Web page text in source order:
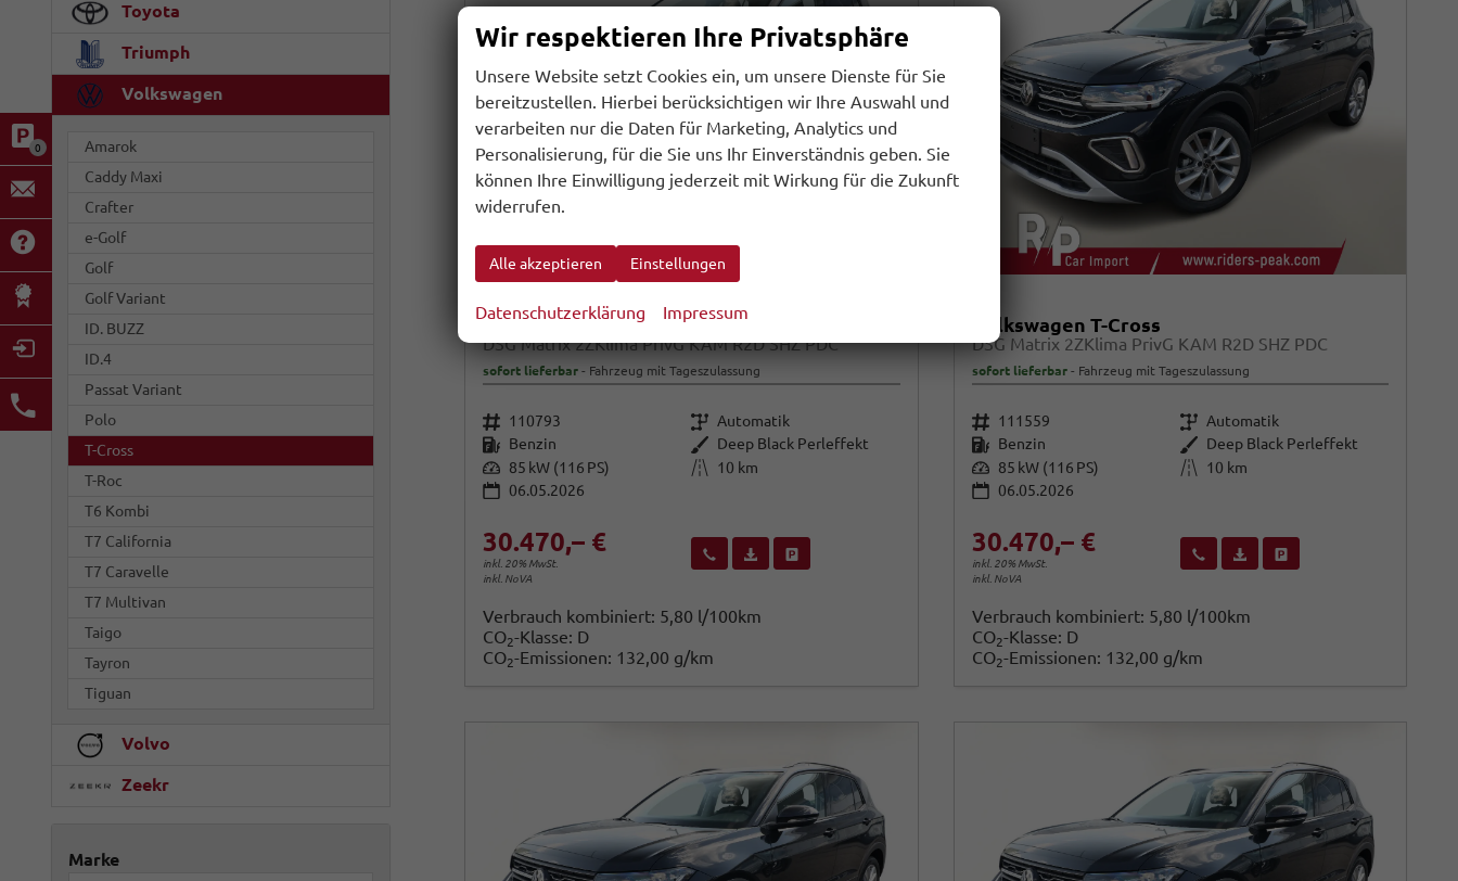
0
Volkswagen T-Cross
DSG Matrix 2ZKlima PrivG KAM R2D SHZ PDC
sofort lieferbar Fahrzeug mit Tageszulassung
Fahrzeugnr. 110793 Getriebe Automatik
Kraftstoff Benzin Außenfarbe Deep Black Perleffekt
Leistung 85 kW (116 PS) Kilometerstand 10 km
06.05.2026
30.470,– €
inkl. 20% MwSt.
inkl. NoVA
Wir rufen Sie anFahrzeugexposé (PDF)
Verbrauch kombiniert: 5,80 l/100km
CO2-Klasse: D
CO2-Emissionen: 132,00 g/km
Volkswagen T-Cross
DSG Matrix 2ZKlima PrivG KAM R2D SHZ PDC
sofort lieferbar Fahrzeug mit Tageszulassung
Fahrzeugnr. 111559 Getriebe Automatik
Kraftstoff Benzin Außenfarbe Deep Black Perleffekt
Leistung 85 kW (116 PS) Kilometerstand
10 km
06.05.2026
30.470,– €
inkl. 20% MwSt.
inkl. NoVA
Wir rufen Sie anFahrzeugexposé (PDF)
Fahrzeug parken
Verbrauch kombiniert: 5,80 l/100km
CO2-Klasse: D
CO2-Emissionen: 132,00 g/km
Toyota
Triumph
Volkswagen
Amarok
Caddy Maxi
Crafter
e-Golf
Golf
Golf Variant
ID. BUZZ
ID.4
Passat Variant
Polo
T-Cross
T-Roc
T6 Kombi
T7 California
T7 Caravelle
T7 Multivan
Taigo
Tayron
Tiguan
Volvo
Zeekr
Marke
Wir respektieren Ihre Privatsphäre
Unsere Website setzt Cookies ein, um unsere Dienste für Sie
bereitzustellen. Hierbei berücksichtigen wir Ihre Auswahl und
verarbeiten nur die Daten für Marketing, Analytics und
Personalisierung, für die Sie uns Ihr Einverständnis geben. Sie
können Ihre Einwilligung jederzeit mit Wirkung für die Zukunft
widerrufen.
Alle akzeptieren Einstellungen
Datenschutzerklärung Impressum